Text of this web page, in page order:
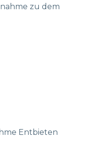
zu dem
Entbieten